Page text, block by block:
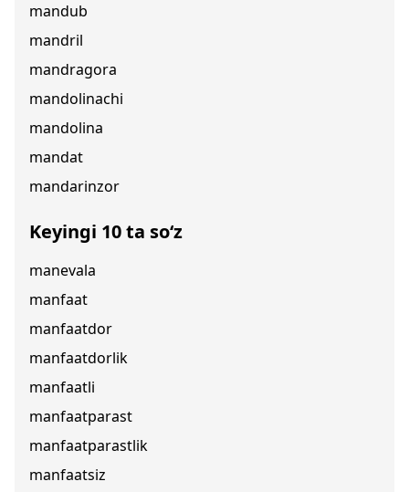
mandub
mandril
mandragora
mandolinachi
mandolina
mandat
mandarinzor
Keyingi 10 ta so‘z
manevala
manfaat
manfaatdor
manfaatdorlik
manfaatli
manfaatparast
manfaatparastlik
manfaatsiz